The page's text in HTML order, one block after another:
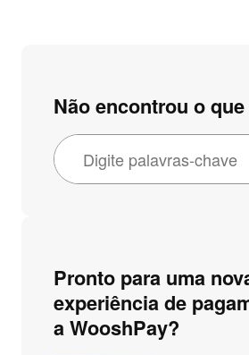
Não encontrou o
Pronto para uma
experiência de
a WooshPay?